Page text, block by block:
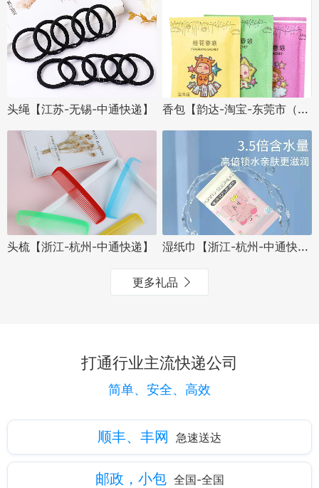
头绳【江苏-无锡-中通快递】 香包【韵达-淘宝-东莞市（礼品单）】
头梳【浙江-杭州-中通快递】 湿纸巾【浙江-杭州-中通快递】
更多礼品
打通行业主流快递公司
简单、安全、高效
顺丰、丰网 急速送达
邮政，小包 全国-全国